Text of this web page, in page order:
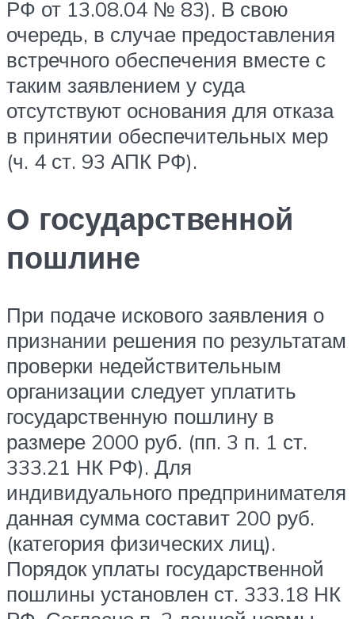
РФ от 13.08.04 № 83). В свою
очередь, в случае предоставления
встречного обеспечения вместе с
таким заявлением у суда
отсутствуют основания для отказа
в принятии обеспечительных мер
(ч. 4 ст. 93 АПК РФ).
О государственной
пошлине
При подаче искового заявления о
признании решения по результатам
проверки недействительным
организации следует уплатить
государственную пошлину в
размере 2000 руб. (пп. 3 п. 1 ст.
333.21 НК РФ). Для
индивидуального предпринимателя
данная сумма составит 200 руб.
(категория физических лиц).
Порядок уплаты государственной
пошлины установлен ст. 333.18 НК